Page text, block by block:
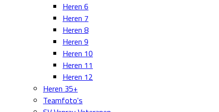
Heren 6
Heren 7
Heren 8
Heren 9
Heren 10
Heren 11
Heren 12
Heren 35+
Teamfoto's